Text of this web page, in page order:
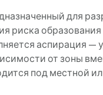
для
риска образования
аспирация —
от зоны
под местной